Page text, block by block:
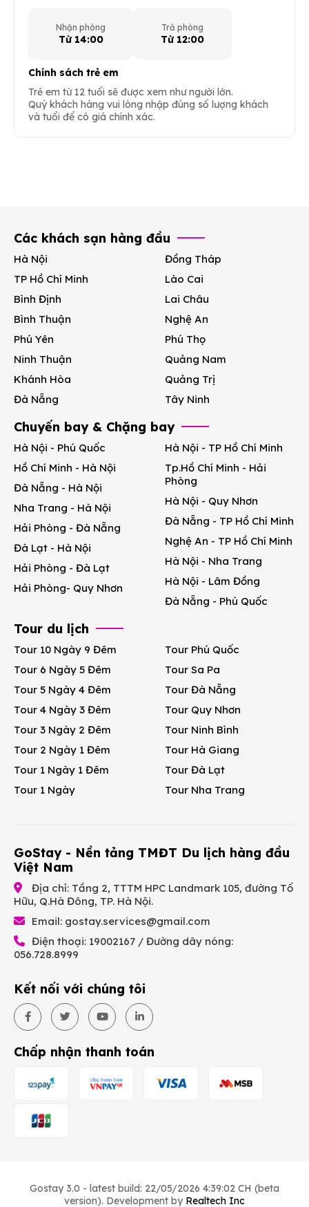
Nhận phòng
Từ 14:00
Trả phòng
Từ 12:00
Chính sách trẻ em
Trẻ em từ 12 tuổi sẽ được xem như người lớn.
Quý khách hàng vui lòng nhập đúng số lượng khách
và tuổi để có giá chính xác.
Các khách sạn hàng đầu
Hà Nội
TP Hồ Chí Minh
Bình Định
Bình Thuận
Phú Yên
Ninh Thuận
Khánh Hòa
Đà Nẵng
Đồng Tháp
Lào Cai
Lai Châu
Nghệ An
Phú Thọ
Quảng Nam
Quảng Trị
Tây Ninh
Chuyến bay & Chặng bay
Hà Nội - Phú Quốc
Hồ Chí Minh - Hà Nội
Đà Nẵng - Hà Nội
Nha Trang - Hà Nội
Hải Phòng - Đà Nẵng
Đà Lạt - Hà Nội
Hải Phòng - Đà Lạt
Hải Phòng- Quy Nhơn
Hà Nội - TP Hồ Chí Minh
Tp.Hồ Chí Minh - Hải
Phòng
Hà Nội - Quy Nhơn
Đà Nẵng - TP Hồ Chí Minh
Nghệ An - TP Hồ Chí Minh
Hà Nội - Nha Trang
Hà Nội - Lâm Đồng
Đà Nẵng - Phú Quốc
Tour du lịch
Tour 10 Ngày 9 Đêm
Tour 6 Ngày 5 Đêm
Tour 5 Ngày 4 Đêm
Tour 4 Ngày 3 Đêm
Tour 3 Ngày 2 Đêm
Tour 2 Ngày 1 Đêm
Tour 1 Ngày 1 Đêm
Tour 1 Ngày
Tour Phú Quốc
Tour Sa Pa
Tour Đà Nẵng
Tour Quy Nhơn
Tour Ninh Bình
Tour Hà Giang
Tour Đà Lạt
Tour Nha Trang
GoStay - Nền tảng TMĐT Du lịch hàng đầu
Việt Nam
Địa chỉ: Tầng 2, TTTM HPC Landmark 105, đường Tố
Hữu, Q.Hà Đông, TP. Hà Nội.
Email: gostay.services@gmail.com
Điện thoại: 19002167 / Đường dây nóng:
056.728.8999
Kết nối với chúng tôi
Chấp nhận thanh toán
Gostay 3.0 - latest build: 22/05/2026 4:39:02 CH (beta
version). Development by Realtech Inc